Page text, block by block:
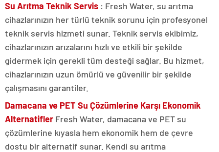
Su Arıtma Teknik Servis : Fresh Water, su arıtma
cihazlarınızın her türlü teknik sorunu için profesyonel
teknik servis hizmeti sunar. Teknik servis ekibimiz,
cihazlarınızın arızalarını hızlı ve etkili bir şekilde
gidermek için gerekli tüm desteği sağlar. Bu hizmet,
cihazlarınızın uzun ömürlü ve güvenilir bir şekilde
çalışmasını garantiler.
Damacana ve PET Su Çözümlerine Karşı Ekonomik
Alternatifler Fresh Water, damacana ve PET su
çözümlerine kıyasla hem ekonomik hem de çevre
dostu bir alternatif sunar. Kendi su arıtma